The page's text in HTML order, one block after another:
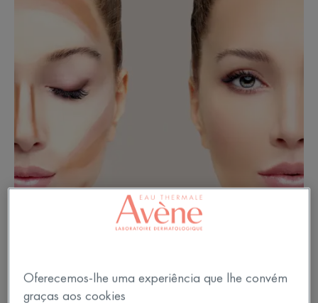
Oferecemos-lhe uma experiência que lhe convém
graças aos cookies